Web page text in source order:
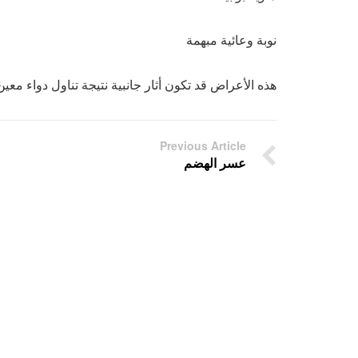
نوبة وعائية مبهمة
هذه الأعراض قد تكون أثار جانبية نتيجة تناول دواء
Previous Article
عسر الهضم